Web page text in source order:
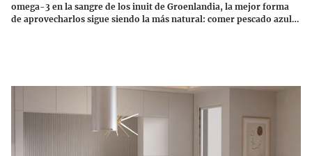
omega-3 en la sangre de los inuit de Groenlandia, la mejor forma
de aprovecharlos sigue siendo la más natural: comer pescado azul.